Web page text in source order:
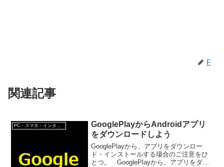
F
関連記事
GooglePlayからAndroidアプリ
をダウンロードしよう
GooglePlayから、アプリをダウンロー
ド・インストールする場合のご注意をひ
とつ。 GooglePlayから、アプリをダウ